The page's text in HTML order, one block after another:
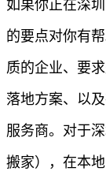
如果你正在深
的要点对你有
质的企业、要
落地方案、以
服务商。对于
搬家），在本